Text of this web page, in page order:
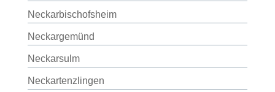
Neckarbischofsheim
Neckargemünd
Neckarsulm
Neckartenzlingen